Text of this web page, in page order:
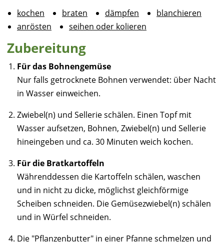
kochen braten dämpfen
blanchieren
anrösten
seihen oder kolieren
Zubereitung
Für das Bohnengemüse
Nur falls getrocknete Bohnen verwendet: über Nacht
in Wasser einweichen.
Zwiebel(n) und Sellerie schälen. Einen Topf mit
Wasser aufsetzen, Bohnen, Zwiebel(n) und Sellerie
hineingeben und ca. 30 Minuten weich kochen.
Für die Bratkartoffeln
Währenddessen die Kartoffeln schälen, waschen
und in nicht zu dicke, möglichst gleichförmige
Scheiben schneiden. Die Gemüsezwiebel(n) schälen
und in Würfel schneiden.
Die "Pflanzenbutter" in einer Pfanne schmelzen und